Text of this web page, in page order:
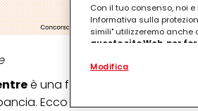
è una forma di
Ecco cosa devi fare:
Con il tuo consenso, noi
Informativa sulla
simili" utilizzeremo anche
questo sito Web, per
.
(rispettivamente
terzi, conservare le
Modifica